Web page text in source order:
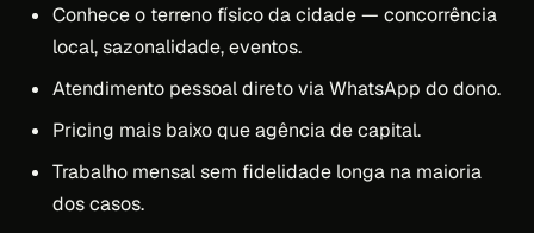
Conhece o terreno físico da cidade — concorrência
local, sazonalidade, eventos.
Atendimento pessoal direto via WhatsApp do dono.
Pricing mais baixo que agência de capital.
Trabalho mensal sem fidelidade longa na maioria
dos casos.